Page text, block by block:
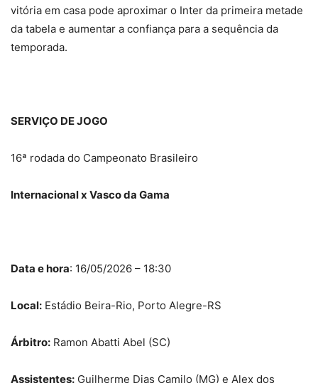
vitória em casa pode aproximar o Inter da primeira metade
da tabela e aumentar a confiança para a sequência da
temporada.
SERVIÇO DE JOGO
16ª rodada do Campeonato Brasileiro
Internacional x Vasco da Gama
Data e hora: 16/05/2026 – 18:30
Local: Estádio Beira-Rio, Porto Alegre-RS
Árbitro: Ramon Abatti Abel (SC)
Assistentes: Guilherme Dias Camilo (MG) e Alex dos